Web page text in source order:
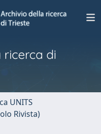
ricerca di
UNITS
Rivista)